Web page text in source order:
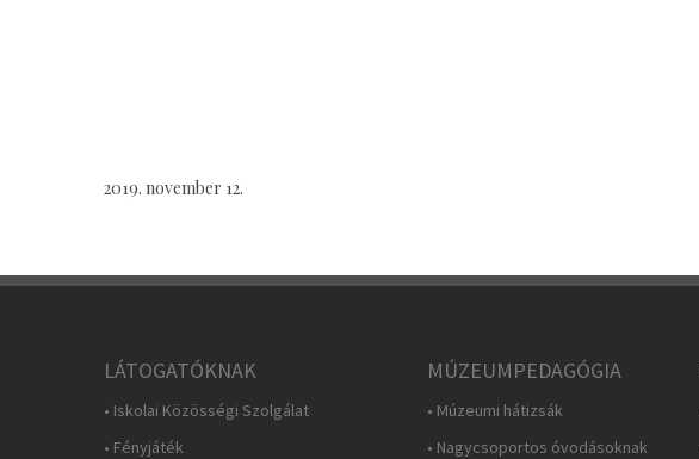
2019. november 12.
LÁTOGATÓKNAK
• Iskolai Közösségi Szolgálat
• Fényjáték
MÚZEUMPEDAGÓGIA
• Múzeumi hátizsák
• Nagycsoportos óvodásoknak